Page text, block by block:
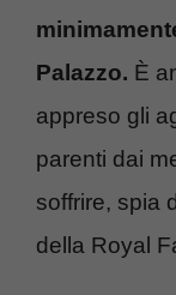
Palazzo. È
appreso gli
parenti dai
soffrire, spia
della Royal